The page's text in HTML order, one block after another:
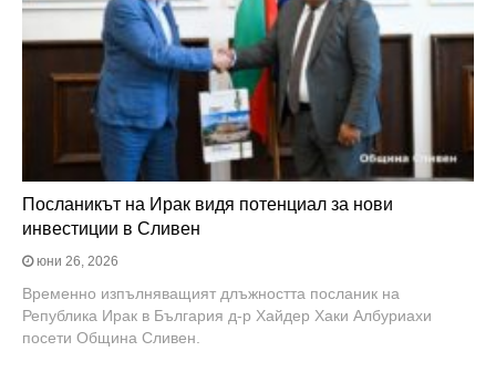
Посланикът на Ирак видя потенциал за нови
инвестиции в Сливен
юни 26, 2026
Временно изпълняващият длъжността посланик на
Република Ирак в България д-р Хайдер Хаки Албуриахи
посети Община Сливен.